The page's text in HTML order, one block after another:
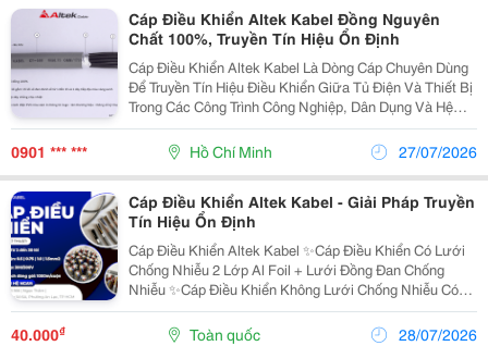
Cáp Điều Khiển Altek Kabel Đồng Nguyên
Chất 100%, Truyền Tín Hiệu Ổn Định
Cáp Điều Khiển Altek Kabel Là Dòng Cáp Chuyên Dùng
Để Truyền Tín Hiệu Điều Khiển Giữa Tủ Điện Và Thiết Bị
Trong Các Công Trình Công Nghiệp, Dân Dụng Và Hệ
Thống Tự Động Hóa. Ruột Dẫn Được Sản Xuất Từ
Đồng Nguyên Chất 100%, Đảm Bảo Khả Năng Dẫn
0901 *** *** Hồ Chí Minh 27/07/2026
Cáp Điều Khiển Altek Kabel - Giải Pháp Truyền
Tín Hiệu Ổn Định
Cáp Điều Khiển Altek Kabel ✨Cáp Điều Khiển Có Lưới
Chống Nhiễu 2 Lớp Al Foil + Lưới Đồng Đan Chống
Nhiễu ✨Cáp Điều Khiển Không Lưới Chống Nhiễu Có
Lớp Giấy Và Sợi Độn Pp Chịu Lực Số Lõi: 2 - 7 ( Lõi
Nhiều Màu ) ; 8 - 30 ( Lõi Màu Đen Đánh Số...
40.000₫ Toàn quốc 28/07/2026